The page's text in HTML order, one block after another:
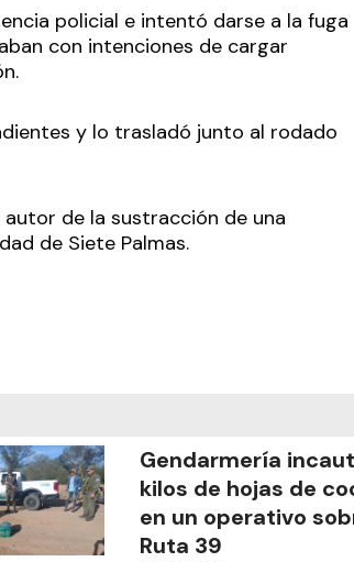
policial e intentó darse a la fuga
con intenciones de cargar
y lo trasladó junto al rodado
de la sustracción de una
de Siete Palmas.
Gendarmería
kilos de hojas de
en un operativo
Ruta 39